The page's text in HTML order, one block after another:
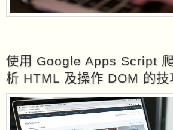
使用 Google Apps Script
析 HTML 及操作 DOM 的技